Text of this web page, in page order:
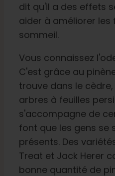
dit qu'il a des effets
aider à améliorer les
sommeil.
Vous connaissez
C'est grâce au
trouve dans le
arbres à feuilles
s'accompagne de
font que les gens se
présents. Des
Treat et Jack Herer
bonne quantité de